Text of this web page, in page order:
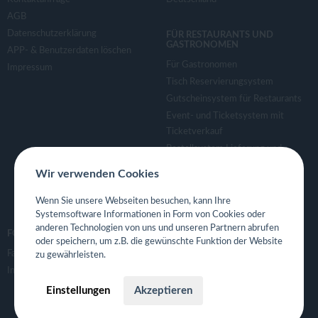
AGB
Datenschutzerklärung
APP- & Benutzerdaten löschen
Impressum
FÜR RESTAURANTS UND
GASTRONOMEN
Für Gastronomen
Tisch Reservierungsystem
Gutscheinsystem für Restaurants
Event- und Ticketsystem mit
Ticketverkauf
Bestellsystem Lieferung und
Eigene App für Restaurant
FOLGE UNS
Facebook
Instagram
Wir verwenden Cookies
Wenn Sie unsere Webseiten besuchen, kann Ihre
Systemsoftware Informationen in Form von Cookies oder
anderen Technologien von uns und unseren Partnern abrufen
oder speichern, um z.B. die gewünschte Funktion der Website
zu gewährleisten.
Einstellungen Akzeptieren
i
t